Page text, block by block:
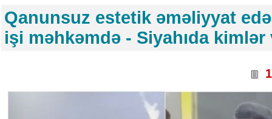
Qanunsuz estetik əməliyyat
işi məhkəmdə - Siyahıda kimlər